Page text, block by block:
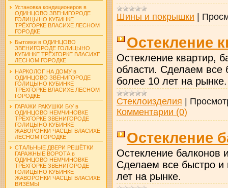
Установка кондиционеров в
ОДИНЦОВО ЗВЕНИГОРОДЕ
ГОЛИЦЫНО КУБИНКЕ
ТРЁХГОРКЕ ВЛАСИХЕ ЛЕСНОМ
ГОРОДКЕ
Бытовки в ОДИНЦОВО
ЗВЕНИГОРОДЕ ГОЛИЦЫНО
КУБИНКЕ ТРЁХГОРКЕ ВЛАСИХЕ
ЛЕСНОМ ГОРОДКЕ
НАРКОЛОГ НА ДОМУ в
ОДИНЦОВО ЗВЕНИГОРОДЕ
ГОЛИЦЫНО КУБИНКЕ
ТРЁХГОРКЕ ВЛАСИХЕ ЛЕСНОМ
ГОРОДКЕ
ГАРАЖИ РАКУШКИ Б/У в
ОДИНЦОВО НЕМЧИНОВКЕ
ТРЁХГОРКЕ ЗВЕНИГОРОДЕ
ГОЛИЦЫНО КУБИНКЕ
ЖАВОРОНКИ ЧАСЦЫ ВЛАСИХЕ
ЛЕСНОМ ГОРОДКЕ
СТАЛЬНЫЕ ДВЕРИ РЕШЁТКИ
ГАРАЖНЫЕ ВОРОТА в
ОДИНЦОВО НЕМЧИНОВКЕ
ТРЁХГОРКЕ ЗВЕНИГОРОДЕ
ГОЛИЦЫНО КУБИНКЕ
ЖАВОРОНКИ ЧАСЦЫ ВЛАСИХЕ
ВЯЗЁМЫ
Шины и покрышки |
Остекление
Остекление квартир,
области. Сделаем все
более 10 лет на рынке.
Стеклоизделия |
Комментарии (0)
Остекление
Остекление балконов
Сделаем все быстро
лет на рынке.